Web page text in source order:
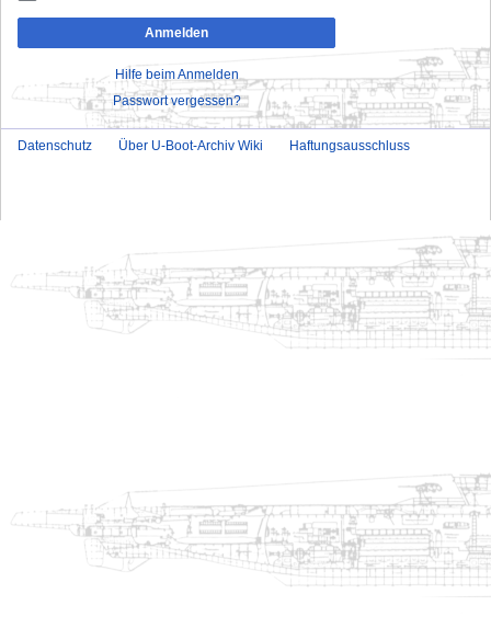
Anmelden
Hilfe beim Anmelden
Passwort vergessen?
Datenschutz Über U-Boot-Archiv Wiki Haftungsausschluss